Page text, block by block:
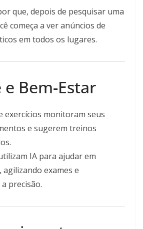
que, depois de pesquisar uma
começa a ver anúncios de
em todos os lugares.
e Bem-Estar
exercícios monitoram seus
e sugerem treinos
IA para ajudar em
exames e
precisão.